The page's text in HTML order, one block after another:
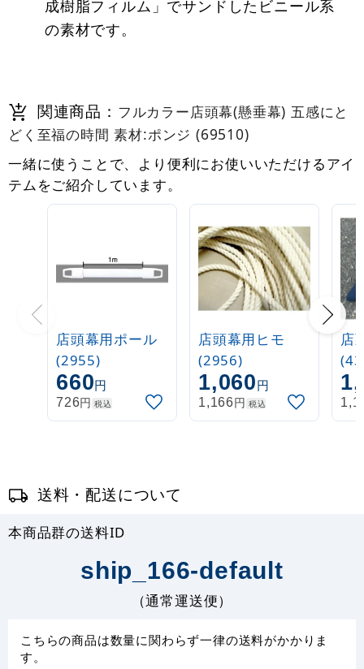
成樹脂フィルム」でサンドしたビニール系
の素材です。
関連商品： フルカラー店頭幕(懸垂幕) 五感にと
どく至福の時間 素材:ポンジ (69510)
一緒に使うことで、より便利にお使いいただけるアイ
テムをご紹介しています。
店頭幕用ポール
(2955)
660円
726円 税込
店頭幕用ヒモ
(2956)
1,060円
1,166円 税込
店
送料・配送について
本商品群の送料ID
ship_166-default
（通常運送便）
こちらの商品は数量に関わらず一律の送料がかかりま
す。